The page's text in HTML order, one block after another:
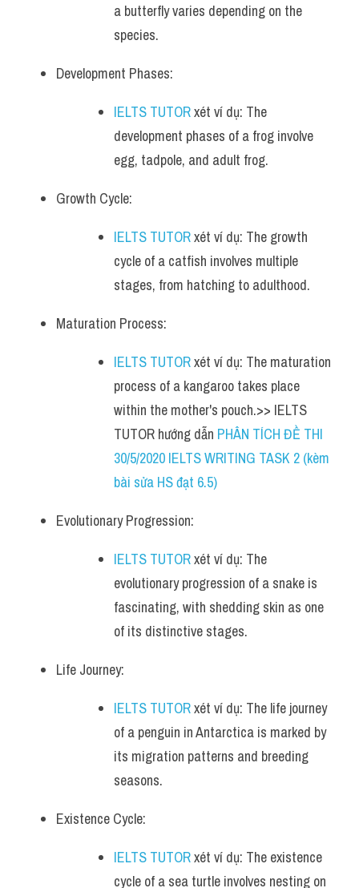
a butterfly varies depending on the
species.
Development Phases:
IELTS TUTOR xét ví dụ: The
development phases of a frog involve
egg, tadpole, and adult frog.
Growth Cycle:
IELTS TUTOR xét ví dụ: The growth
cycle of a catfish involves multiple
stages, from hatching to adulthood.
Maturation Process:
IELTS TUTOR xét ví dụ: The maturation
process of a kangaroo takes place
within the mother's pouch.>> IELTS
TUTOR hướng dẫn PHÂN TÍCH ĐỀ THI
30/5/2020 IELTS WRITING TASK 2 (kèm
bài sửa HS đạt 6.5)
Evolutionary Progression:
IELTS TUTOR xét ví dụ: The
evolutionary progression of a snake is
fascinating, with shedding skin as one
of its distinctive stages.
Life Journey:
IELTS TUTOR xét ví dụ: The life journey
of a penguin in Antarctica is marked by
its migration patterns and breeding
seasons.
Existence Cycle:
IELTS TUTOR xét ví dụ: The existence
cycle of a sea turtle involves nesting on